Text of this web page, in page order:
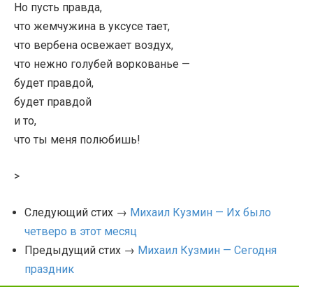
Но пусть правда,
что жемчужина в уксусе тает,
что вербена освежает воздух,
что нежно голубей воркованье —
будет правдой,
будет правдой
и то,
что ты меня полюбишь!
>
Следующий стих → Михаил Кузмин — Их было
четверо в этот месяц
Предыдущий стих → Михаил Кузмин — Сегодня
праздник